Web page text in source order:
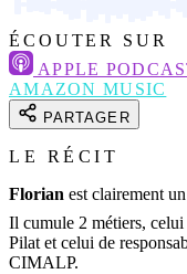
ÉCOUTER SUR
APPLE
AMAZON MUSIC
PARTAGER
LE RÉCIT
Florian est clairement
Il cumule 2 métiers,
Pilat et celui de
CIMALP.